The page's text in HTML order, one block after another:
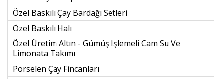
Özel Baskılı Çay Bardağı Setleri
Özel Baskılı Halı
Özel Üretim Altın - Gümüş Işlemeli Cam Su Ve
Limonata Takımı
Porselen Çay Fincanları